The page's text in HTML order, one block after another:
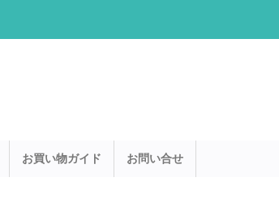
お買い物ガイド お問い合せ